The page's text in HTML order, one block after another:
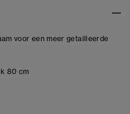
voor een meer getailleerde
80 cm